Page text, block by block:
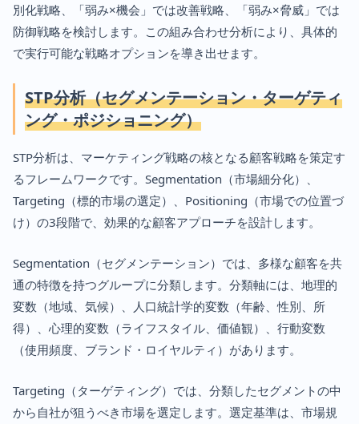
別化戦略、「弱み×機会」では改善戦略、「弱み×脅威」では
防御戦略を検討します。この組み合わせ分析により、具体的
で実行可能な戦略オプションを導き出せます。
STP分析（セグメンテーション・ターゲティ
ング・ポジショニング）
STP分析は、マーケティング戦略の核となる顧客戦略を策定す
るフレームワークです。Segmentation（市場細分化）、
Targeting（標的市場の選定）、Positioning（市場での位置づ
け）の3段階で、効果的な顧客アプローチを設計します。
Segmentation（セグメンテーション）では、多様な顧客を共
通の特徴を持つグループに分類します。分類軸には、地理的
変数（地域、気候）、人口統計学的変数（年齢、性別、所
得）、心理的変数（ライフスタイル、価値観）、行動変数
（使用頻度、ブランド・ロイヤルティ）があります。
Targeting（ターゲティング）では、分類したセグメントの中
から自社が狙うべき市場を選定します。選定基準は、市場規